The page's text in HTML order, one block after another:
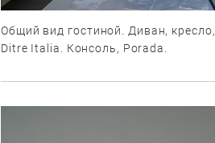
Общий вид гостиной. Диван,
Ditre Italia. Консоль, Porada.